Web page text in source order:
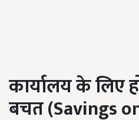
कार्यालय के लिए
बचत(Savings